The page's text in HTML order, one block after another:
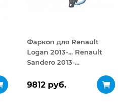
Фаркоп для Renault
Logan 2013-... Renault
Sandero 2013-...
9812 руб.